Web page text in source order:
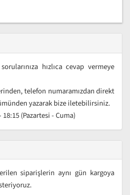
hızlıca cevap vermeye
telefon numaramızdan direkt
yazarak bize iletebilirsiniz.
18:15 (Pazartesi - Cuma)
siparişlerin aynı gün kargoya